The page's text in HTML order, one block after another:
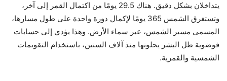
يتداخلان بشكل دقيق. هناك 29.5 يومًا من اكتمال القمر إلى آخر،
وتستغرق الشمس 365 يومًا لإكمال دورة واحدة على طول مسارها،
المسمى مسير الشمس، عبر سماء الأرض. وهذا يؤدي إلى حسابات
فوضوية ظل البشر يحلونها منذ آلاف السنين، باستخدام التقويمات
الشمسية والقمرية.